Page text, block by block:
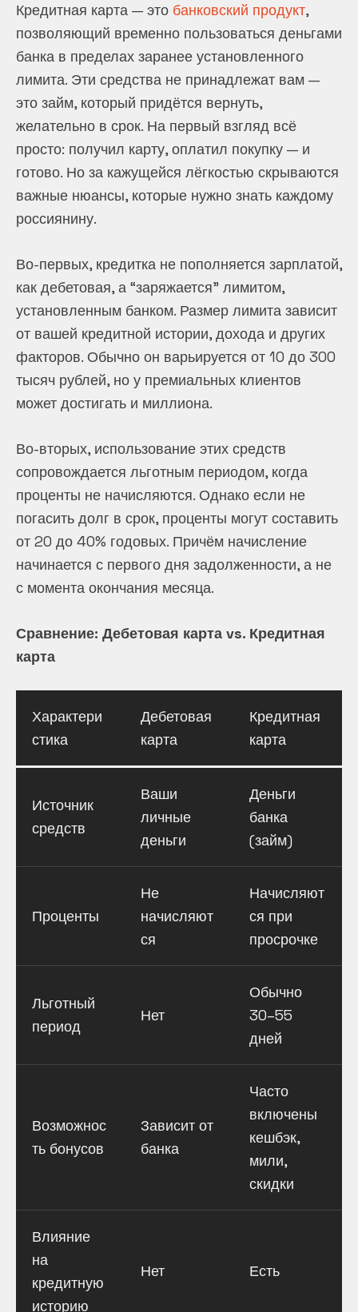
Кредитная карта — это банковский продукт,
позволяющий временно пользоваться деньгами
банка в пределах заранее установленного
лимита. Эти средства не принадлежат вам —
это займ, который придётся вернуть,
желательно в срок. На первый взгляд всё
просто: получил карту, оплатил покупку — и
готово. Но за кажущейся лёгкостью скрываются
важные нюансы, которые нужно знать каждому
россиянину.
Во-первых, кредитка не пополняется зарплатой,
как дебетовая, а “заряжается” лимитом,
установленным банком. Размер лимита зависит
от вашей кредитной истории, дохода и других
факторов. Обычно он варьируется от 10 до 300
тысяч рублей, но у премиальных клиентов
может достигать и миллиона.
Во-вторых, использование этих средств
сопровождается льготным периодом, когда
проценты не начисляются. Однако если не
погасить долг в срок, проценты могут составить
от 20 до 40% годовых. Причём начисление
начинается с первого дня задолженности, а не
с момента окончания месяца.
Сравнение: Дебетовая карта vs. Кредитная
карта
Характери
стика
Дебетовая
карта
Кредитная
карта
Источник
средств
Ваши
личные
деньги
Деньги
банка
(займ)
Проценты
Не
начисляют
ся
Начисляют
ся при
просрочке
Льготный
период
Нет
Обычно
30–55
дней
Возможнос
ть бонусов
Зависит от
банка
Часто
включены
кешбэк,
мили,
скидки
Влияние
на
кредитную
историю
Нет Есть